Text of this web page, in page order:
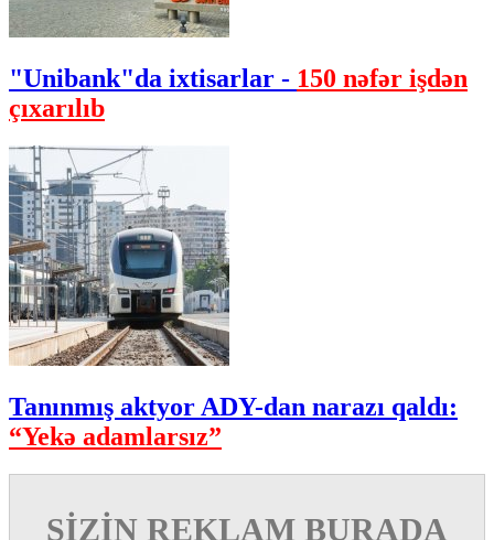
"Unibank"da ixtisarlar - 150 nəfər işdən
çıxarılıb
Tanınmış aktyor ADY-dan narazı qaldı:
“Yekə adamlarsız”
SİZİN REKLAM BURADA